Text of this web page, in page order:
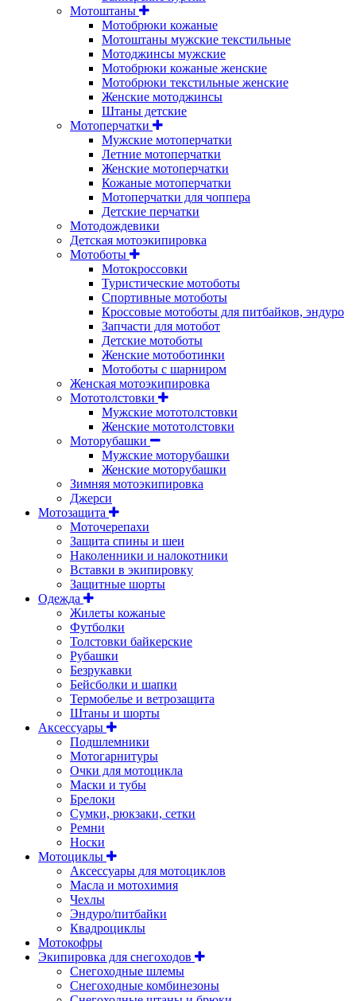
Мотоштаны
Мотобрюки кожаные
Мотоштаны мужские текстильные
Мотоджинсы мужские
Мотобрюки кожаные женские
Мотобрюки текстильные женские
Женские мотоджинсы
Штаны детские
Мотоперчатки
Мужские мотоперчатки
Летние мотоперчатки
Женские мотоперчатки
Кожаные мотоперчатки
Мотоперчатки для чоппера
Детские перчатки
Мотодождевики
Детская мотоэкипировка
Мотоботы
Мотокроссовки
Туристические мотоботы
Спортивные мотоботы
Кроссовые мотоботы для питбайков, эндуро
Запчасти для мотобот
Детские мотоботы
Женские мотоботинки
Мотоботы с шарниром
Женская мотоэкипировка
Мототолстовки
Мужские мототолстовки
Женские мототолстовки
Моторубашки
Мужские моторубашки
Женские моторубашки
Зимняя мотоэкипировка
Джерси
Мотозащита
Моточерепахи
Защита спины и шеи
Наколенники и налокотники
Вставки в экипировку
Защитные шорты
Одежда
Жилеты кожаные
Футболки
Толстовки байкерские
Рубашки
Безрукавки
Бейсболки и шапки
Термобелье и ветрозащита
Штаны и шорты
Аксессуары
Подшлемники
Мотогарнитуры
Очки для мотоцикла
Маски и тубы
Брелоки
Сумки, рюкзаки, сетки
Ремни
Носки
Мотоциклы
Аксессуары для мотоциклов
Масла и мотохимия
Чехлы
Эндуро/питбайки
Квадроциклы
Мотокофры
Экипировка для снегоходов
Снегоходные шлемы
Снегоходные комбинезоны